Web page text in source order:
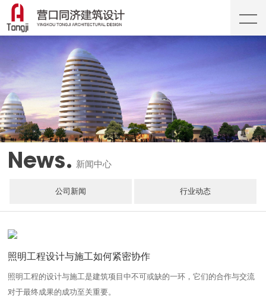
News. 新闻中心
公司新闻 行业动态
照明工程设计与施工如何紧密协作
照明工程的设计与施工是建筑项目中不可或缺的一环，它们的合作与交流
对于最终成果的成功至关重要。